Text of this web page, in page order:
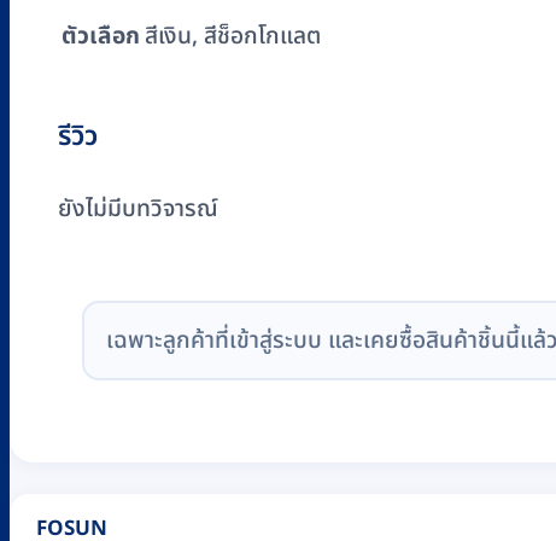
ตัวเลือก สีเงิน, สีช็อกโกแลต
รีวิว
ยังไม่มีบทวิจารณ์
เฉพาะลูกค้าที่เข้าสู่ระบบ และเคยซื้อสินค้าชิ้นนี้แ
FOSUN